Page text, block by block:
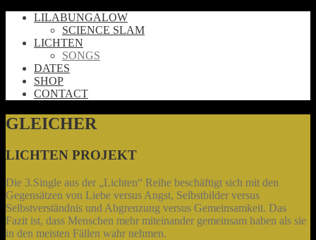
LILABUNGALOW
SCIENCE SLAM
LICHTEN
SONGS
DATES
SHOP
CONTACT
GLEICHER
LICHTEN PROJEKT
Die 3.Single aus der „Lichten“ Reihe beschäftigt sich mit den
Gegensätzen von Liebe versus Angst, Selbstbilder versus
Selbstverständnis und Abgrenzung versus Gemeinsamkeit. Das
Fazit ist, dass Menschen mehr miteinander gemeinsam haben als sie
in den meisten Fällen wahr nehmen.